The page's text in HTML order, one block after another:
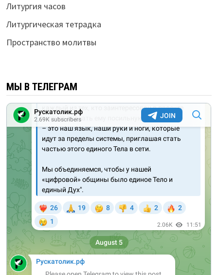
Литургия часов
Литургическая тетрадка
Пространство молитвы
МЫ В ТЕЛЕГРАМ